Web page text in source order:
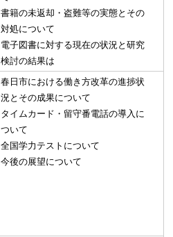
書籍の未返却・盗難等の実態とその
対処について
電子図書に対する現在の状況と研究
検討の結果は
春日市における働き方改革の進捗状
況とその成果について
タイムカード・留守番電話の導入に
ついて
全国学力テストについて
今後の展望について